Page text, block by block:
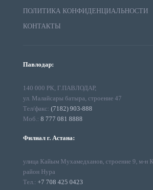
ПОЛИТИКА КОНФИДЕНЦИАЛЬНОСТИ
КОНТАКТЫ
Павлодар:
140 000 РК, Г.ПАВЛОДАР,
ул. Малайсары батыра, строение 47
Тел/факс: (7182) 903-888
Моб.: 8 777 081 8888
Филиал г. Астана:
улица Кайым Мухамедханов, строение 9, м-н
район Нура
Тел.: +7 708 425 0423